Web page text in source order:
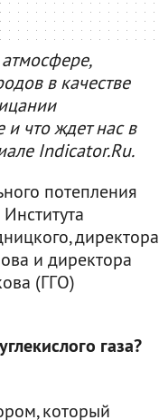
в качестве
и что ждет нас в
Indicator.Ru.
потепления
директора
и директора
(ГГО)
газа?
который